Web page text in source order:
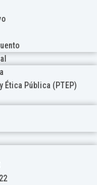
Ética Pública (PTEP)